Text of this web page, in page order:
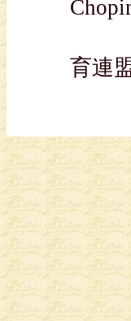
公
育連